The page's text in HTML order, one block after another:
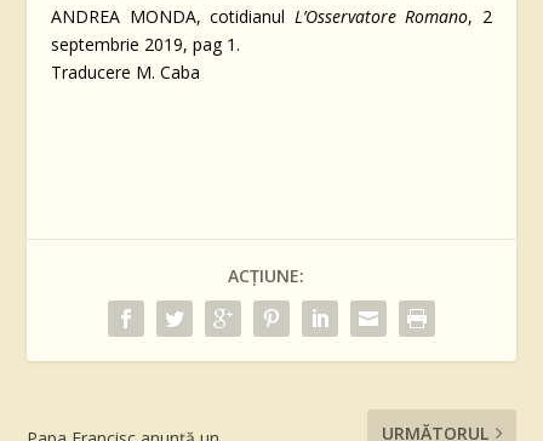
ANDREA MONDA, cotidianul L’Osservatore Romano, 2
septembrie 2019, pag 1.
Traducere M. Caba
ACȚIUNE:
URMĂTORUL